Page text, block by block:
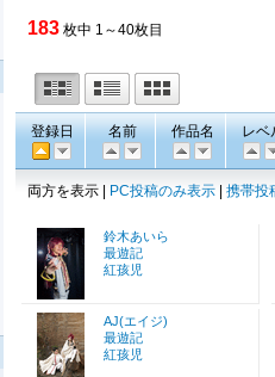
183 枚中 1～40枚目
登録日 名前 作品名 レベ
両方を表示 | PC投稿のみ表示 携帯投
鈴木あいら
最遊記
紅孩児
AJ(エイジ)
最遊記
紅孩児